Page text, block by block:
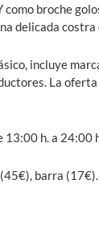
como broche
delicada costra
incluye
La
13:00 h. a 24:00
barra (17€).